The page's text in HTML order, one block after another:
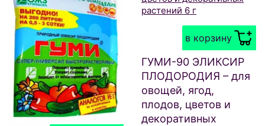
в корзину
ГУМИ-90 ЭЛИКСИР
ПЛОДОРОДИЯ – для
овощей, ягод,
плодов, цветов и
декоративных